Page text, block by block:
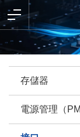
存儲器
電源管理（